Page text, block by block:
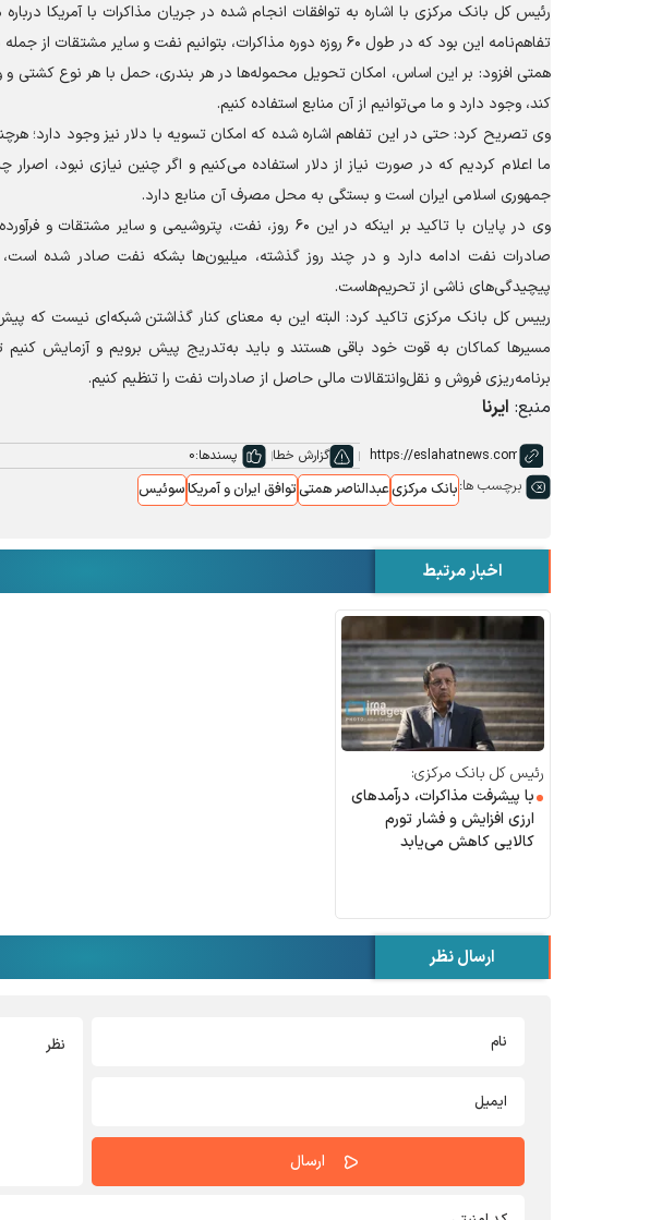
رئیس کل بانک مرکزی با اشاره به توافقات انجام شده در جریان مذاکرات با آمریکا
تفاهم‌نامه این بود که در طول ۶۰ روزه دوره مذاکرات، بتوانیم نفت و سایر مشتقات از جمله محصولات پتروشیمی را خارج از فشار‌های تحریمی صادر کنیم.
همتی افزود: بر این اساس، امکان تحویل محموله‌ها در هر بندری، حمل با هر نوع کشتی
کند، وجود دارد و ما می‌توانیم از آن منابع استفاده کنیم.
وی تصریح کرد: حتی در این تفاهم اشاره شده که امکان تسویه با دلار نیز وجود دارد؛
ما اعلام کردیم که در صورت نیاز از دلار استفاده می‌کنیم و اگر چنین نیازی نبود، اصرار
جمهوری اسلامی ایران است و بستگی به محل مصرف آن منابع دارد.
وی در پایان با تاکید بر اینکه در این ۶۰ روز، نفت،
صادرات نفت ادامه دارد و در چند روز گذشته، میلیون‌ها بشکه نفت صادر شده است،
پیچیدگی‌های ناشی از تحریم‌هاست.
رییس کل بانک مرکزی تاکید کرد: البته این به معنای کنار گذاشتن شبکه‌ای نیست که
مسیر‌ها کماکان به قوت خود باقی هستند و باید به‌تدریج پیش برویم و آزمایش کنیم
برنامه‌ریزی فروش و نقل‌وانتقالات مالی حاصل از صادرات نفت را تنظیم کنیم.
منبع: ایرنا
گزارش خطا پسندها:0
برچسب ها:بانک مرکزیعبدالناصر همتیتوافق ایران و آمریکاسوئیس
اخبار مرتبط
رئیس کل بانک مرکزی:
با پیشرفت مذاکرات، درآمد‌های
ارزی افزایش و فشار تورم
کالایی کاهش می‌یابد
ارسال نظر